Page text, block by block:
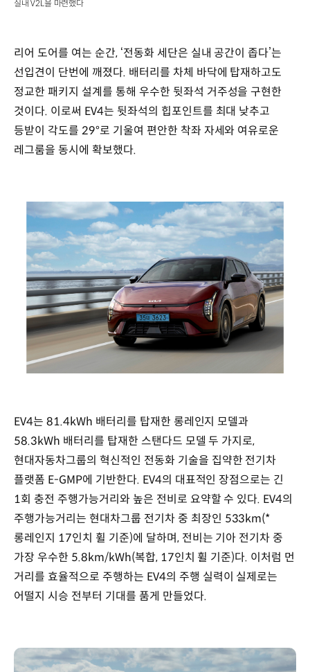
실내 V2L을 마련했다
리어 도어를 여는 순간, ‘전동화 세단은 실내 공간이 좁다’는
선입견이 단번에 깨졌다. 배터리를 차체 바닥에 탑재하고도
정교한 패키지 설계를 통해 우수한 뒷좌석 거주성을 구현한
것이다. 이로써 EV4는 뒷좌석의 힙포인트를 최대 낮추고
등받이 각도를 29°로 기울여 편안한 착좌 자세와 여유로운
레그룸을 동시에 확보했다.
EV4는 81.4kWh 배터리를 탑재한 롱레인지 모델과
58.3kWh 배터리를 탑재한 스탠다드 모델 두 가지로,
현대자동차그룹의 혁신적인 전동화 기술을 집약한 전기차
플랫폼 E-GMP에 기반한다. EV4의 대표적인 장점으로는 긴
1회 충전 주행가능거리와 높은 전비로 요약할 수 있다. EV4의
주행가능거리는 현대차그룹 전기차 중 최장인 533km(*
롱레인지 17인치 휠 기준)에 달하며, 전비는 기아 전기차 중
가장 우수한 5.8km/kWh(복합, 17인치 휠 기준)다. 이처럼 먼
거리를 효율적으로 주행하는 EV4의 주행 실력이 실제로는
어떨지 시승 전부터 기대를 품게 만들었다.